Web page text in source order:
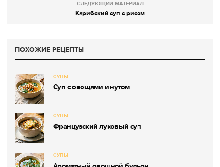
СЛЕДУЮЩИЙ МАТЕРИАЛ
Карибский суп с рисом
ПОХОЖИЕ РЕЦЕПТЫ
СУПЫ
Суп с овощами и нутом
СУПЫ
Французский луковый суп
СУПЫ